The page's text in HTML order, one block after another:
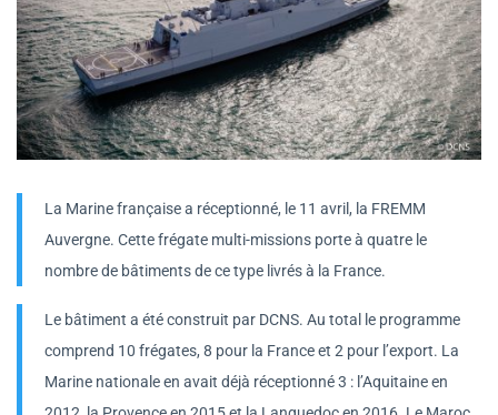
La Marine française a réceptionné, le 11 avril, la FREMM
Auvergne. Cette frégate multi-missions porte à quatre le
nombre de bâtiments de ce type livrés à la France.
Le bâtiment a été construit par DCNS. Au total le programme
comprend 10 frégates, 8 pour la France et 2 pour l’export. La
Marine nationale en avait déjà réceptionné 3 : l’Aquitaine en